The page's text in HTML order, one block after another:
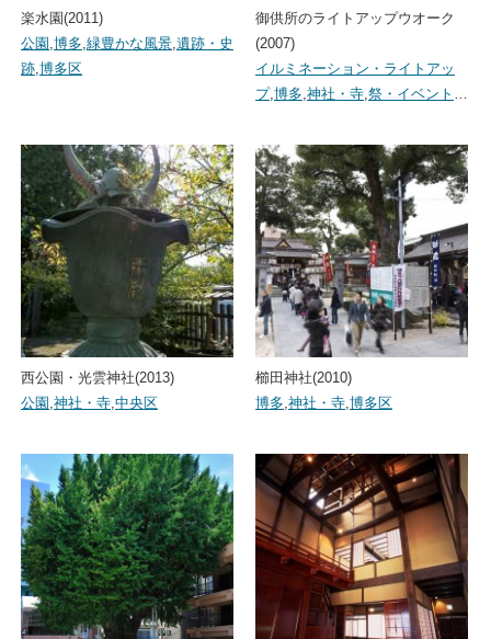
楽水園(2011)
公園 ,博多,緑豊かな風景,遺跡・史
跡,博多区
御供所のライトアップウオーク
(2007)
イルミネーション・ライトアッ
プ,博多,神社・寺,祭・イベント …
西公園・光雲神社(2013)
公園 ,神社・寺,中央区
櫛田神社(2010)
博多,神社・寺,博多区